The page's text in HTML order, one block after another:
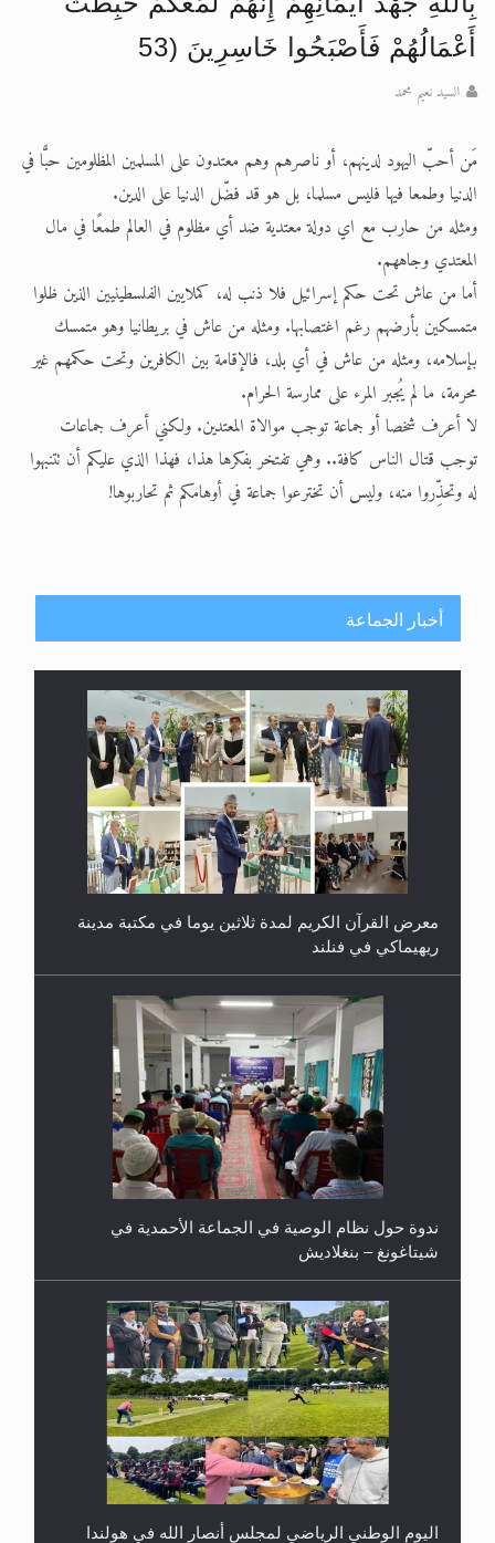
أَعْمَالُهُمْ فَأَصْبَحُوا خَاسِرِينَ (53
السيد نعيم محمد
مَن أحبّ اليهود لدينهم، أو ناصرهم وهم معتدون على المسلمين المظلومين حبًّا في
الدنيا وطمعا فيها فليس مسلما، بل هو قد فضّل الدنيا على الدين.
ومثله من حارب مع اي دولة معتدية ضد أي مظلوم في العالم طمعًا في مال
المعتدي وجاههم.
أما من عاش تحت حكم إسرائيل فلا ذنب له، كملايين الفلسطينيين الذين ظلوا
متمسكين بأرضهم رغم اغتصابها. ومثله من عاش في بريطانيا وهو متمسك
بإسلامه، ومثله من عاش في أي بلد، فالإقامة بين الكافرين وتحت حكمهم غير
محرمة، ما لم يُجبر المرء على ممارسة الحرام.
لا أعرف شخصا أو جماعة توجب موالاة المعتدين. ولكني أعرف جماعات
توجب قتال الناس كافة.. وهي تفتخر بفكرها هذا، فهذا الذي عليكم أن تتنبهوا
له وتحذِّروا منه، وليس أن تخترعوا جماعة في أوهامكم ثم تحاربوها!
أخبار الجماعة
معرض القرآن الكريم لمدة ثلاثين يوما في مكتبة مدينة
ريهيماكي في فنلند
ندوة حول نظام الوصية في الجماعة الأحمدية في
شيتاغونغ – بنغلاديش
اليوم الوطني الرياضي لمجلس أنصار الله في هولندا